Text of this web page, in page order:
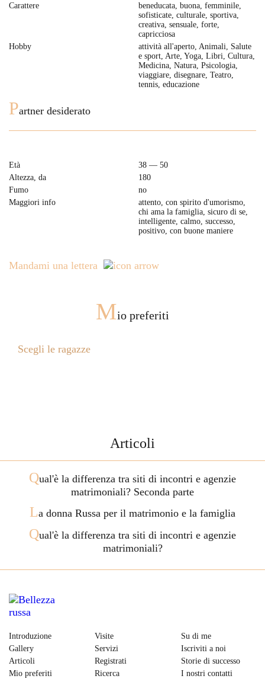
Carattere
beneducata, buona, femminile,
sofisticate, culturale, sportiva,
creativa, sensuale, forte,
capricciosa
Hobby
attività all'aperto, Animali, Salute
e sport, Arte, Yoga, Libri, Cultura,
Medicina, Natura, Psicologia,
viaggiare, disegnare, Teatro,
tennis, educazione
Partner desiderato
Età
38 — 50
Altezza, da
180
Fumo
no
Maggiori info
attento, con spirito d'umorismo,
chi ama la famiglia, sicuro di se,
intelligente, сalmo, successo,
positivo, con buone maniere
Mandami una lettera
Mio preferiti
Scegli le ragazze
Articoli
Qual'è la differenza tra siti di incontri e agenzie
matrimoniali? Seconda parte
La donna Russa per il matrimonio e la famiglia
Qual'è la differenza tra siti di incontri e agenzie
matrimoniali?
Introduzione
Gallery
Articoli
Mio preferiti
Visite
Servizi
Registrati
Ricerca
Su di me
Iscriviti a noi
Storie di successo
I nostri contatti